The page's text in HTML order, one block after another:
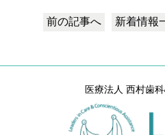
前の記事へ 新着情報
医療法人 西村歯